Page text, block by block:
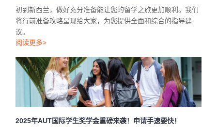
初到新西兰，做好充分准备能让您的留学之旅更加顺利。我们
将行前准备攻略呈现给大家，为您提供全面和综合的指导建
议。
阅读更多>
2025年AUT国际学生奖学金重磅来袭！申请手速要快！